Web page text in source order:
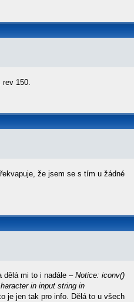
150.
že jsem se s tím u žádné
dělá mi to i nadále –Notice: iconv()
in input string in
je jen tak pro info. Dělá to u všech